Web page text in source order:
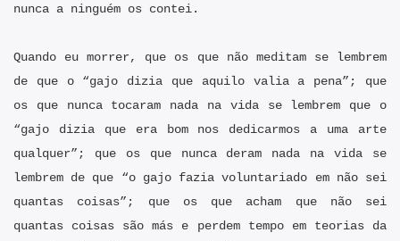
nunca a ninguém os contei.
Quando eu morrer, que os que não meditam se lembrem
de que o “gajo dizia que aquilo valia a pena”; que
os que nunca tocaram nada na vida se lembrem que o
“gajo dizia que era bom nos dedicarmos a uma arte
qualquer”; que os que nunca deram nada na vida se
lembrem de que “o gajo fazia voluntariado em não sei
quantas coisas”; que os que acham que não sei
quantas coisas são más e perdem tempo em teorias da